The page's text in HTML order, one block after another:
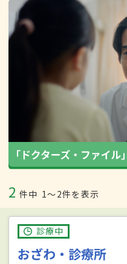
2 件中 1〜2件を表示
診療中
おざわ・診療所